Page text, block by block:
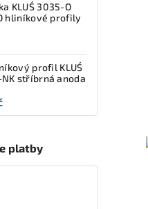
KLUŚ 3035-O
hliníkové profily
profil KLUŚ
NK stříbrná anoda
platby